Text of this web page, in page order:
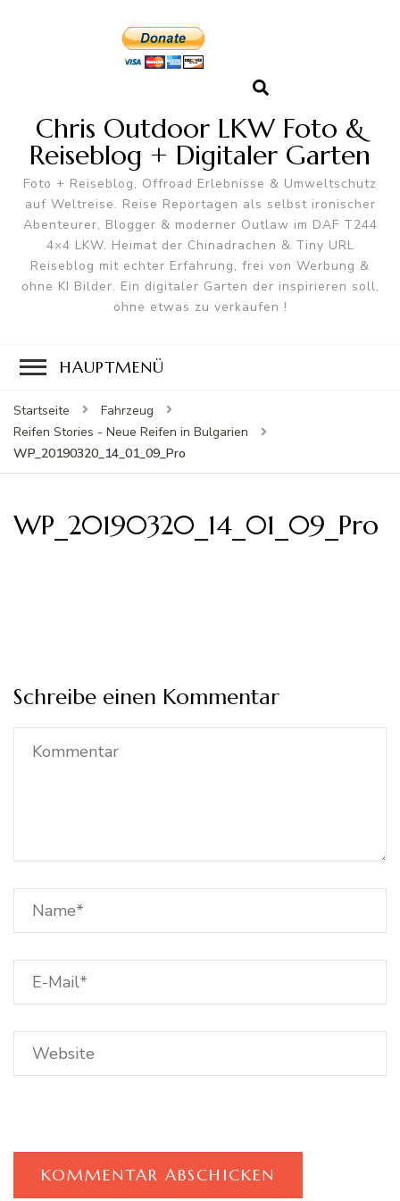
Chris Outdoor LKW Foto &
Reiseblog + Digitaler Garten
Foto + Reiseblog, Offroad Erlebnisse & Umweltschutz
auf Weltreise. Reise Reportagen als selbst ironischer
Abenteurer, Blogger & moderner Outlaw im DAF T244
4×4 LKW. Heimat der Chinadrachen & Tiny URL
Reiseblog mit echter Erfahrung, frei von Werbung &
ohne KI Bilder. Ein digitaler Garten der inspirieren soll,
ohne etwas zu verkaufen !
HAUPTMENÜ
Startseite
Fahrzeug
Reifen Stories - Neue Reifen in Bulgarien
WP_20190320_14_01_09_Pro
WP_20190320_14_01_09_Pro
Schreibe einen Kommentar